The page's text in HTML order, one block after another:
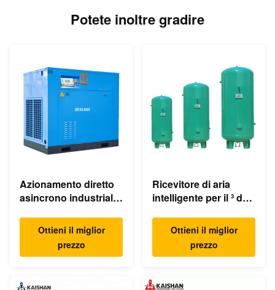
Potete inoltre gradire
Azionamento diretto
asincrono industriale
d'aria della vite di
55KW 75HP 8bar
350cfm
Ottieni il miglior
prezzo
Ricevitore di aria
intelligente per il ³ del
1.0m compressore
d'aria/del
compressore
Ottieni il miglior
prezzo